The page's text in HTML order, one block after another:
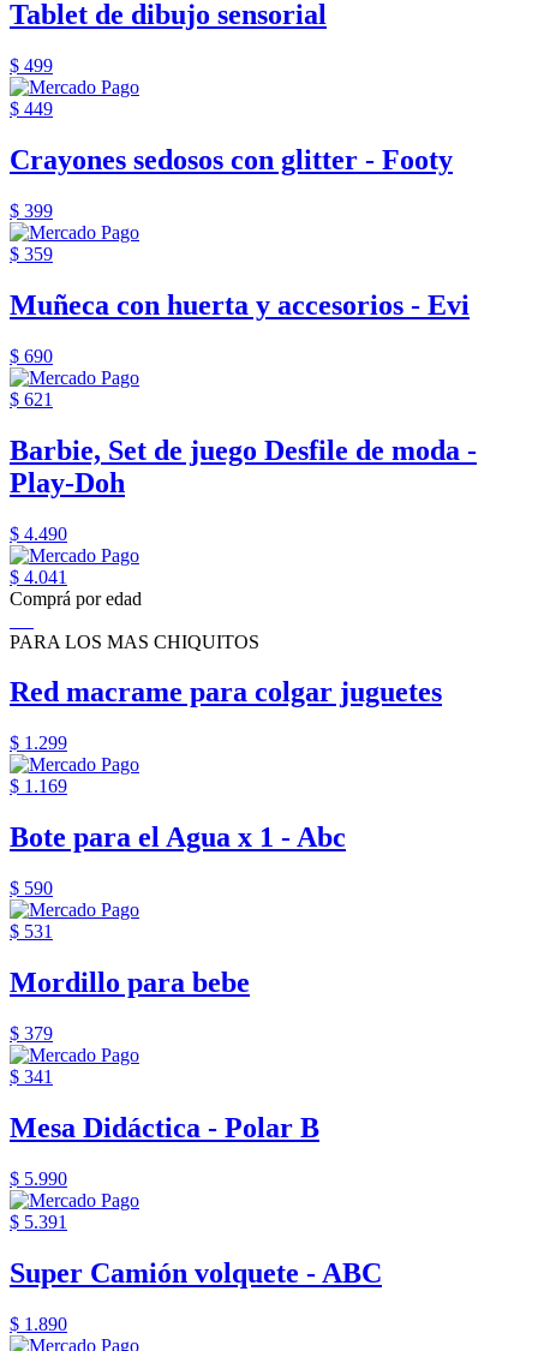
Tablet de dibujo sensorial
$ 499
$ 449
Crayones sedosos con glitter - Footy
$ 399
$ 359
Muñeca con huerta y accesorios - Evi
$ 690
$ 621
Barbie, Set de juego Desfile de moda -
Play-Doh
$ 4.490
$ 4.041
Comprá por edad
PARA LOS MAS CHIQUITOS
Red macrame para colgar juguetes
$ 1.299
$ 1.169
Bote para el Agua x 1 - Abc
$ 590
$ 531
Mordillo para bebe
$ 379
$ 341
Mesa Didáctica - Polar B
$ 5.990
$ 5.391
Super Camión volquete - ABC
$ 1.890